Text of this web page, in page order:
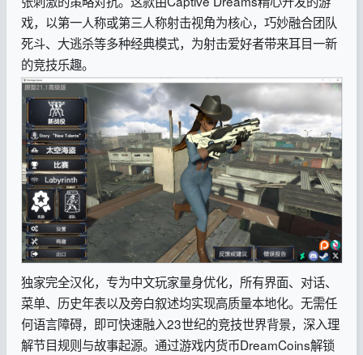
戏，以第一人称或第三人称射击视角为核心，巧妙融合团队
死斗、大逃杀等多种经典模式，为射击爱好者带来耳目一新
的竞技乐趣。
独家完全汉化，专为中文玩家量身优化，所有界面、对话、
菜单、历史年表以及旁白叙述均实现高质量本地化。无需任
何语言障碍，即可快速融入23世纪的竞技世界背景，深入理
解节目规则与故事起源。通过游戏内货币DreamCoins解锁